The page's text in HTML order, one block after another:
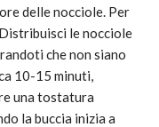
delle nocciole. Per
le nocciole
che non siano
10-15 minuti,
una tostatura
la buccia inizia a